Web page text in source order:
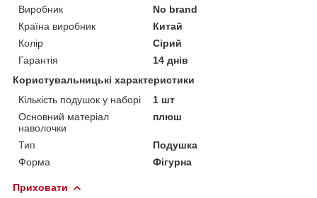
Виробник
No brand
Країна виробник
Китай
Колір
Сірий
Гарантія
14 днів
Користувальницькі характеристики
Кількість подушок у наборі
1 шт
Основний матеріал
наволочки
плюш
Тип
Подушка
Форма
Фігурна
Приховати